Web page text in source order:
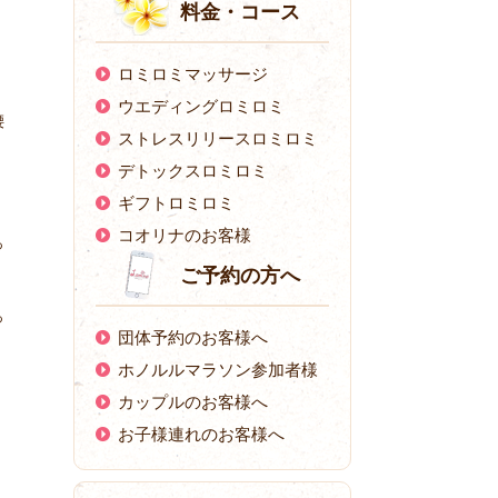
料金・コース
ロミロミマッサージ
ウエディングロミロミ
ストレスリリースロミロミ
デトックスロミロミ
ギフトロミロミ
コオリナのお客様
ご予約の方へ
団体予約のお客様へ
ホノルルマラソン参加者様
カップルのお客様へ
お子様連れのお客様へ